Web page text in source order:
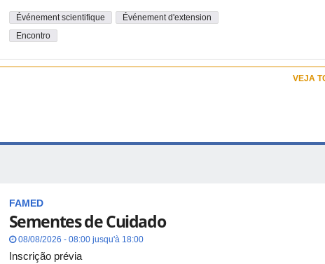
Événement scientifique
Événement d'extension
Encontro
VEJA
FAMED
Sementes de Cuidado
08/08/2026 - 08:00 jusqu'à 18:00
Inscrição prévia